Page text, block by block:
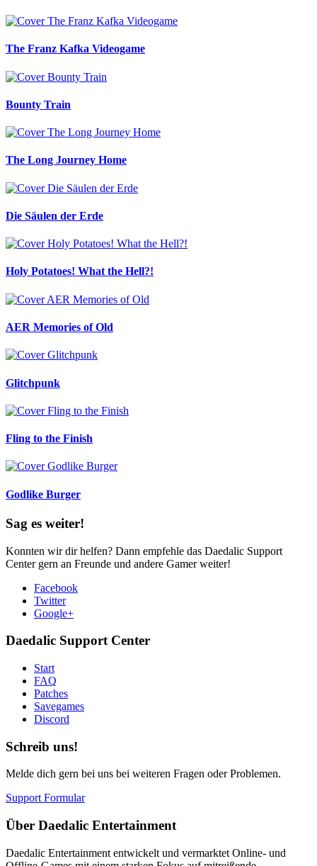
The Franz Kafka Videogame
Bounty Train
The Long Journey Home
Die Säulen der Erde
Holy Potatoes! What the Hell?!
AER Memories of Old
Glitchpunk
Fling to the Finish
Godlike Burger
Sag es weiter!
Konnten wir dir helfen? Dann empfehle das Daedalic Support
Center gern an Freunde und andere Gamer weiter!
Facebook
Twitter
Google+
Daedalic Support Center
Start
FAQ
Patches
Savegames
Discord
Schreib uns!
Melde dich gern bei uns bei weiteren Fragen oder Problemen.
Support Formular
Über Daedalic Entertainment
Daedalic Entertainment entwickelt und vermarktet Online- und